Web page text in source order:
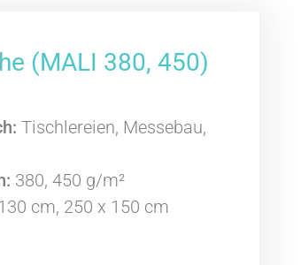
(MALI 380, 450)
Tischlereien, Messebau,
380, 450 g/m²
cm, 250 x 150 cm